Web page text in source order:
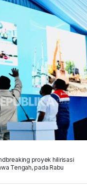
proyek hilirisasi
Tengah, pada Rabu